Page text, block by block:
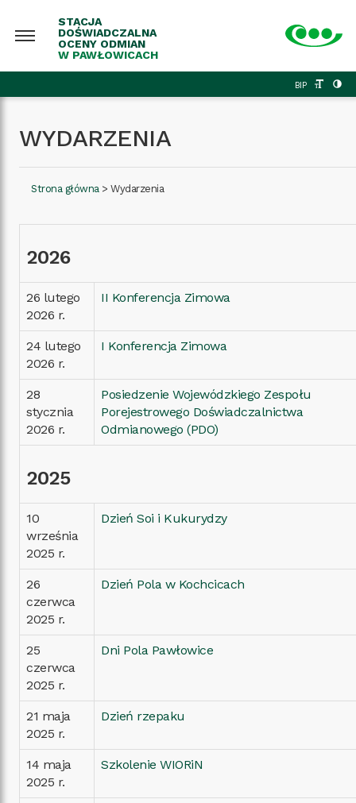
STACJA
DOŚWIADCZALNA
OCENY ODMIAN
W PAWŁOWICACH
BIP
WYDARZENIA
Strona główna> Wydarzenia
2026
26 lutego
2026 r.
II Konferencja Zimowa
24 lutego
2026 r.
I Konferencja Zimowa
28
stycznia
2026 r.
Posiedzenie Wojewódzkiego Zespołu
Porejestrowego Doświadczalnictwa
Odmianowego (PDO)
2025
10
września
2025 r.
Dzień Soi i Kukurydzy
26
czerwca
2025 r.
Dzień Pola w Kochcicach
25
czerwca
2025 r.
Dni Pola Pawłowice
21 maja
2025 r.
Dzień rzepaku
14 maja
2025 r.
Szkolenie WIORiN